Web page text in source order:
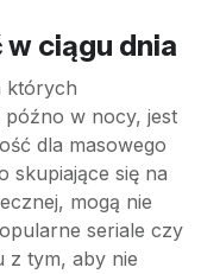
w ciągu dnia
których
późno w nocy, jest
dla masowego
skupiające się na
mogą nie
seriale czy
z tym, aby nie